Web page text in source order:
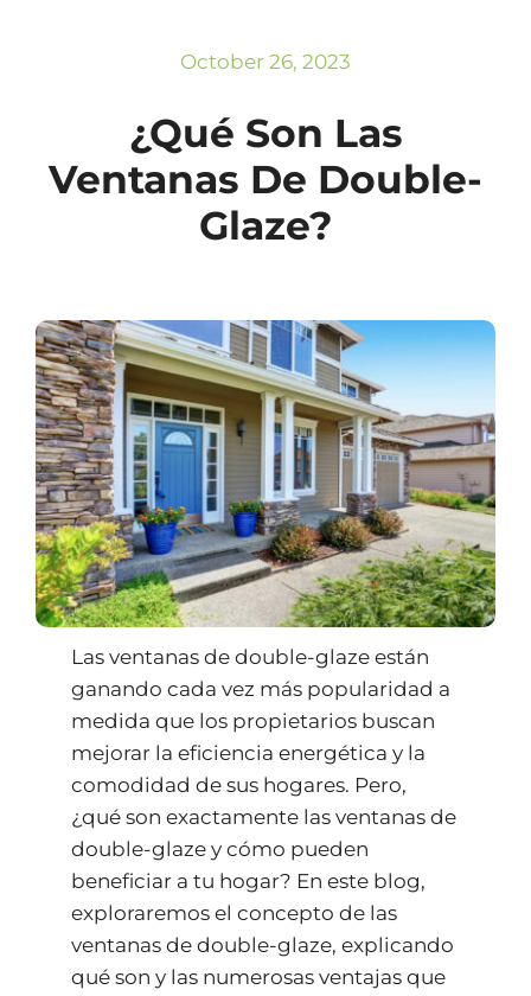
October 26, 2023
¿Qué Son Las
Ventanas De Double-
Glaze?
Las ventanas de double-glaze están
ganando cada vez más popularidad a
medida que los propietarios buscan
mejorar la eficiencia energética y la
comodidad de sus hogares. Pero,
¿qué son exactamente las ventanas de
double-glaze y cómo pueden
beneficiar a tu hogar? En este blog,
exploraremos el concepto de las
ventanas de double-glaze, explicando
qué son y las numerosas ventajas que